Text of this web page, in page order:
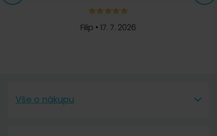
Filip •17. 7. 2026
Vše o nákupu